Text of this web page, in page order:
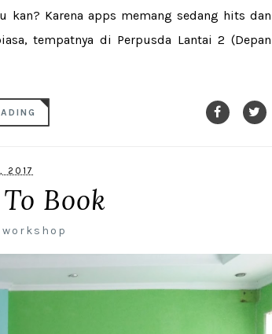
kan? Karena apps memang sedang hits dan
tempatnya di Perpusda Lantai 2 (Depan
2017
Book
workshop